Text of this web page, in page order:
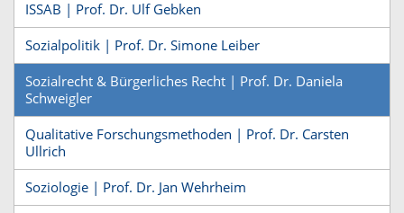
ISSAB | Prof. Dr. Ulf Gebken
Sozialpolitik | Prof. Dr. Simone Leiber
Sozialrecht & Bürgerliches Recht | Prof. Dr. Daniela
Schweigler
Qualitative Forschungsmethoden | Prof. Dr. Carsten
Ullrich
Soziologie | Prof. Dr. Jan Wehrheim